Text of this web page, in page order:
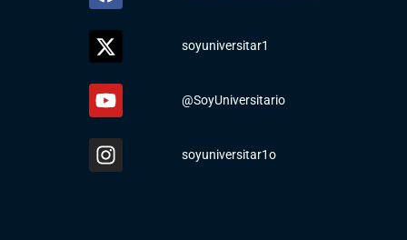
soyuniversitar1
@SoyUniversitario
soyuniversitar1o